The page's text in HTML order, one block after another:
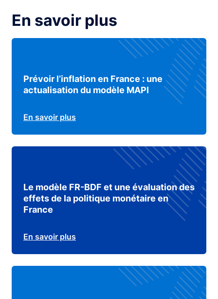
En savoir plus
Prévoir l’inflation en France : une
actualisation du modèle MAPI
En savoir plus
Le modèle FR-BDF et une évaluation des
effets de la politique monétaire en
France
En savoir plus